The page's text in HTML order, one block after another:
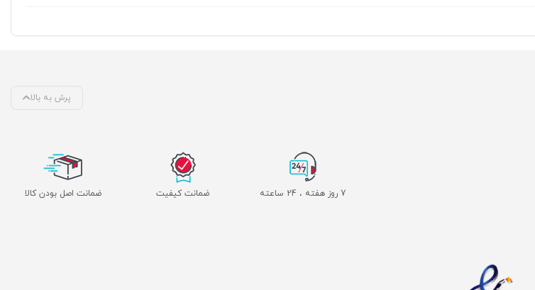
پرش به بالا
7 روز هفته ، 24 ساعته ضمانت کیفیت ضمانت اصل بودن کالا